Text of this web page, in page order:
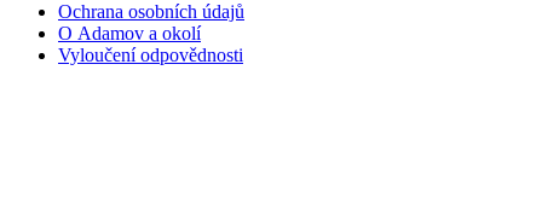
Ochrana osobních údajů
O Adamov a okolí
Vyloučení odpovědnosti